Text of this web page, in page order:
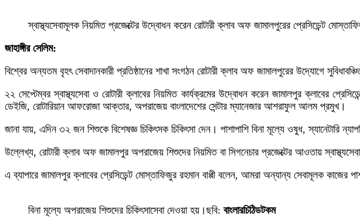
স্বাস্থ্যসেবামূলক নিয়মিত প্রজেক্টের উদ্বোধন করেন রোটারী ক্লাব অফ জামালপুরের প্রেসিডেন্ট
জাহাঙ্গীর সেলিম:
বিশ্বের অন্যতম বৃহৎ সেবাদানকারী প্রতিষ্ঠানের শাখা সংগঠন রোটারী ক্লাব অফ জামালপুরের উদ্যোগে
২২ সেপ্টেম্বর স্বাস্থ্যসেবা ও রোটারী ক্লাবের নিয়মিত কার্যক্রমের উদ্বোধন করেন জামালপুর ক্লাবের
ডেইজি, রোটারিয়ান আফরোজা আক্তার, অপরাজেয় বাংলাদেশের সেন্টার ম্যানেজার আশরাফুল আলম প্রমুখ।
জানা যায়, এদিন ৩২ জন শিশুকে বিশেষজ্ঞ চিকিৎসক চিকিৎসা দেন। পাশাপাশি বিনা মূল্যে ওষুধ, স্যানেটারি
উল্লেখ্য, রোটারী ক্লাব অফ জামালপুর অপরাজেয় শিশুদের নিয়মিত বা সিগনেচার প্রজেক্টের আওতায়
এ ব্যাপারে জামালপুর ক্লাবের প্রেসিডেন্ট মোস্তাফিজুর রহমান বাপ্পী বলেন, আমরা অন্যান্য সেবামূলক
বিনা মূল্যে অপরাজেয় শিশুদের চিকিৎসাসেবা দেওয়া হয়।ছবি: বাংলারচিঠিডটকম